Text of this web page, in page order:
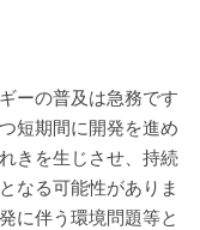
ーの普及は急務です
短期間に開発を進め
きを生じさせ、持続
なる可能性がありま
に伴う環境問題等と